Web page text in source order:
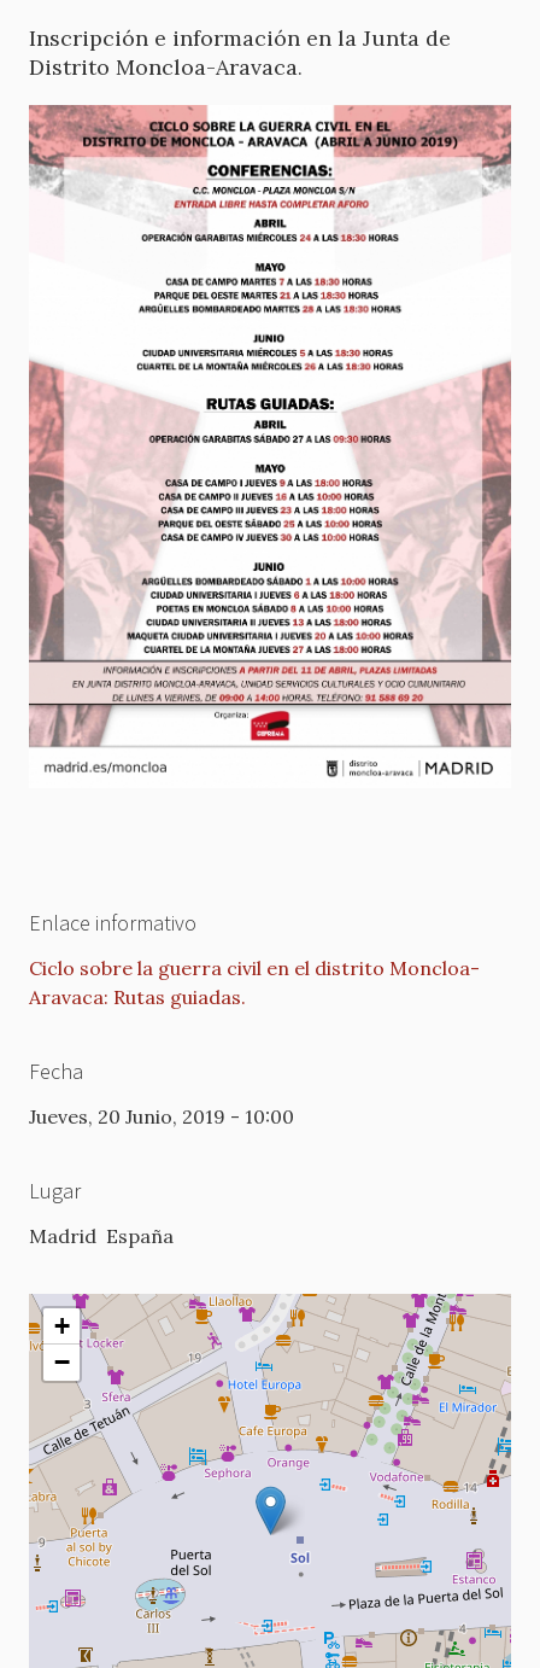
Inscripción e información en la Junta de
Distrito Moncloa-Aravaca.
Enlace informativo
Ciclo sobre la guerra civil en el distrito Moncloa-
Aravaca: Rutas guiadas.
Fecha
Jueves, 20 Junio, 2019 - 10:00
Lugar
Madrid España
+
−